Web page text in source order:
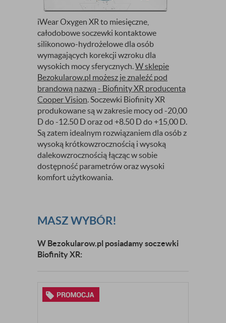
iWear Oxygen XR to miesięczne,
całodobowe soczewki kontaktowe
silikonowo-hydrożelowe dla osób
wymagających korekcji wzroku dla
wysokich mocy sferycznych.W sklepie
Bezokularow.pl możesz je znaleźć pod
brandową nazwą - Biofinity XR producenta
Cooper Vision. Soczewki Biofinity XR
produkowane są w zakresie mocy od -20,00
D do -12.50 D oraz od +8.50 D do +15,00 D.
Są zatem idealnym rozwiązaniem dla osób z
wysoką krótkowzrocznością i wysoką
dalekowzrocznością łącząc w sobie
dostępność parametrów oraz wysoki
komfort użytkowania.
MASZ WYBÓR!
W Bezokularow.pl posiadamy soczewki
Biofinity XR: